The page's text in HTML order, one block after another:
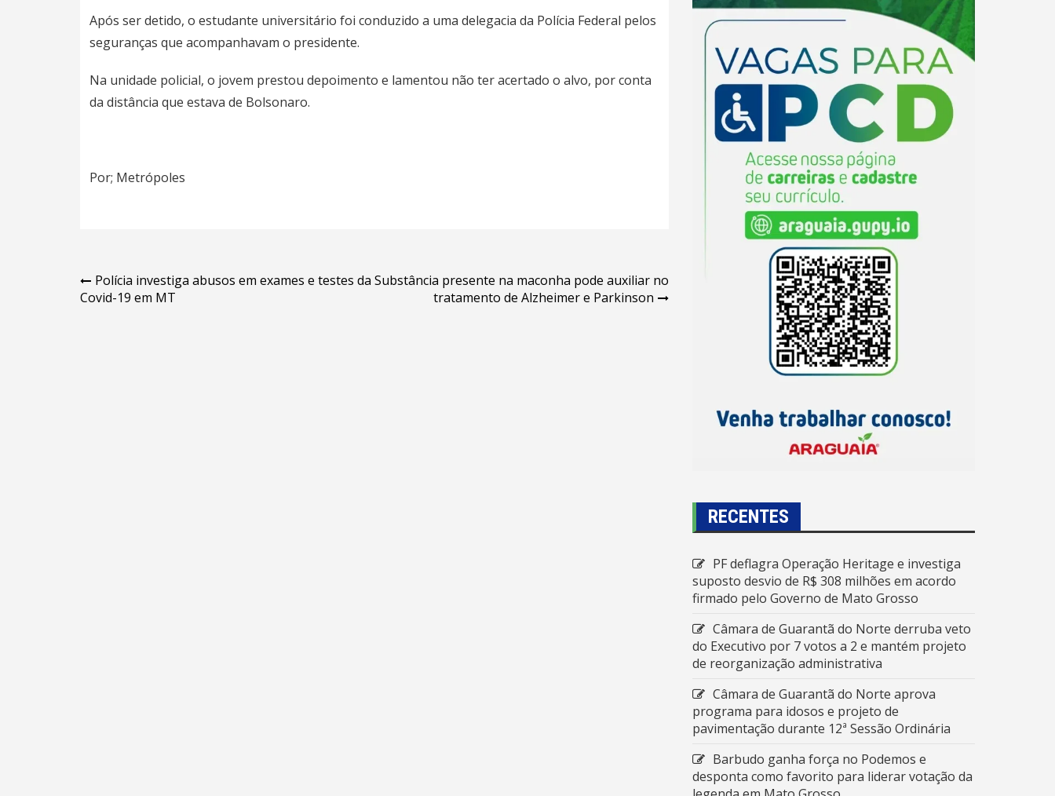
Após ser detido, o estudante universitário foi conduzido a uma delegacia da Polícia Federal pelos
seguranças que acompanhavam o presidente.
Na unidade policial, o jovem prestou depoimento e lamentou não ter acertado o alvo, por conta
da distância que estava de Bolsonaro.
Por; Metrópoles
Navegação
de
Polícia investiga abusos em exames e testes da
Covid-19 em MT
Substância presente na maconha pode auxiliar no
tratamento de Alzheimer e Parkinson
RECENTES
PF deflagra Operação Heritage e investiga
suposto desvio de R$ 308 milhões em acordo
firmado pelo Governo de Mato Grosso
Câmara de Guarantã do Norte derruba veto
do Executivo por 7 votos a 2 e mantém projeto
de reorganização administrativa
Câmara de Guarantã do Norte aprova
programa para idosos e projeto de
pavimentação durante 12ª Sessão Ordinária
Barbudo ganha força no Podemos e
desponta como favorito para liderar votação da